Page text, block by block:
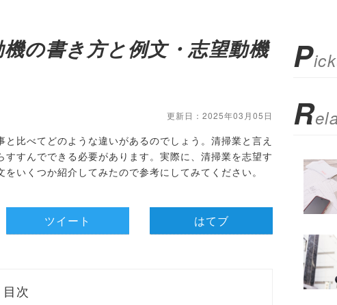
の書き方と例文・志望動機
更新日：2025年03月05日
比べてどのような違いがあるのでしょう。清掃業と言え
すすんでできる必要があります。実際に、清掃業を志望す
いくつか紹介してみたので参考にしてみてください。
ツイート はてブ
目次
P
R